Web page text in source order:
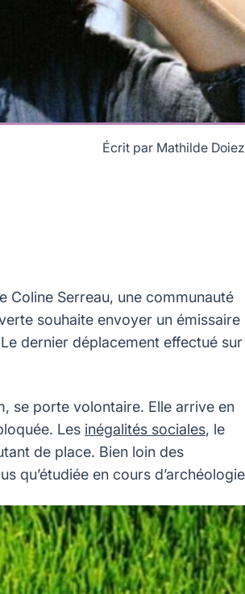
Écrit par Mathilde
Coline Serreau, une communauté
souhaite envoyer un émissaire
dernier déplacement effectué sur
se porte volontaire. Elle arrive en
Les inégalités sociales, le
de place. Bien loin des
qu’étudiée en cours